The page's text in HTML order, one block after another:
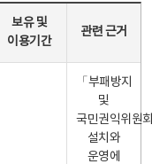
보유 및
이용기간
관련 근거
「부패방지
및
국민권익위원
설치와
운영에